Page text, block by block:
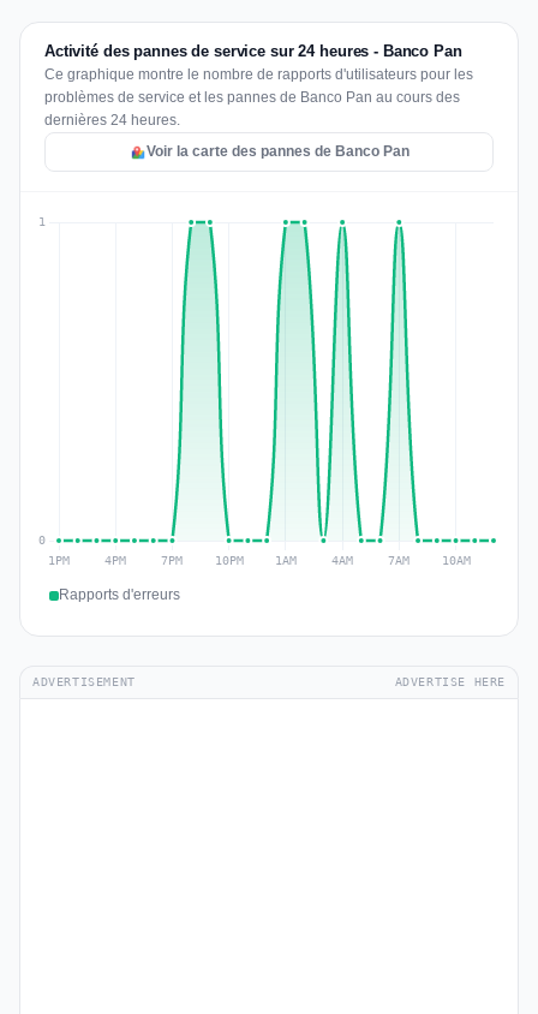
Activité des pannes de service sur 24 heures - Banco Pan
Ce graphique montre le nombre de rapports d'utilisateurs pour les
problèmes de service et les pannes de Banco Pan au cours des
dernières 24 heures.
Voir la carte des pannes de Banco Pan
Rapports d'erreurs
ADVERTISEMENT ADVERTISE HERE